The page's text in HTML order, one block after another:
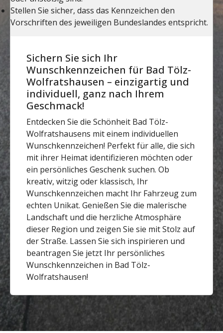
Sichern Sie sich Ihr
Wunschkennzeichen für Bad Tölz-
Wolfratshausen – einzigartig und
individuell, ganz nach Ihrem
Geschmack!
Entdecken Sie die Schönheit Bad Tölz-
Wolfratshausens mit einem individuellen
Wunschkennzeichen! Perfekt für alle, die sich
mit ihrer Heimat identifizieren möchten oder
ein persönliches Geschenk suchen. Ob
kreativ, witzig oder klassisch, Ihr
Wunschkennzeichen macht Ihr Fahrzeug zum
echten Unikat. Genießen Sie die malerische
Landschaft und die herzliche Atmosphäre
dieser Region und zeigen Sie sie mit Stolz auf
der Straße. Lassen Sie sich inspirieren und
beantragen Sie jetzt Ihr persönliches
Wunschkennzeichen in Bad Tölz-
Wolfratshausen!